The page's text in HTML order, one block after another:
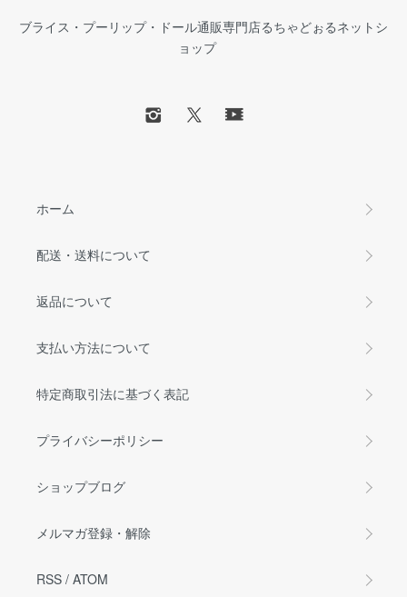
ブライス・プーリップ・ドール通販専門店るちゃどぉるネットシ
ョップ
ホーム
配送・送料について
返品について
支払い方法について
特定商取引法に基づく表記
プライバシーポリシー
ショップブログ
メルマガ登録・解除
RSS / ATOM